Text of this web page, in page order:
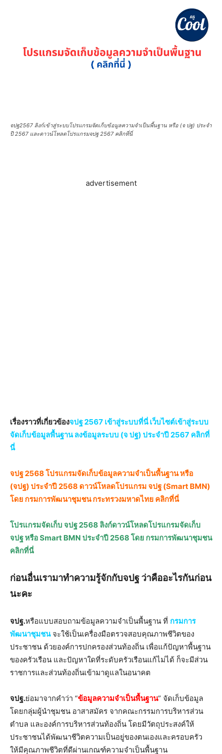
จปฐ2567 ลิงก์เข้าสู่ระบบโปรแกรมจัดเก็บข้อมูลความจำเป็นพื้นฐาน หรือ (จ ปฐ) ประจำ
ปี 2567 และดาวน์โหลดโปรแกรมจปฐ 2567 คลิกที่นี่
advertisement
เรื่องราวที่เกี่ยวข้องจปฐ 2567 เข้าสู่ระบบที่นี่ เว็บไซต์เข้าสู่ระบบ
จัดเก็บข้อมูลพื้นฐาน ลงข้อมูลระบบ (จ ปฐ) ประจำปี 2567 คลิกที่
นี่
จปฐ 2568 โปรแกรมจัดเก็บข้อมูลความจำเป็นพื้นฐาน หรือ
(จปฐ) ประจำปี 2568 ดาวน์โหลดโปรแกรม จปฐ (Smart BMN)
โดย กรมการพัฒนาชุมชน กระทรวงมหาดไทย คลิกที่นี่
โปรแกรมจัดเก็บ จปฐ 2568 ลิงก์ดาวน์โหลดโปรแกรมจัดเก็บ
จปฐ หรือ Smart BMN ประจำปี 2568 โดย กรมการพัฒนาชุมชน
คลิกที่นี่
ก่อนอื่นเรามาทำความรู้จักกับจปฐ ว่าคืออะไรกันก่อน
นะคะ
จปฐ.หรือแบบสอบถามข้อมูลความจำเป็นพื้นฐาน ที่ กรมการ
พัฒนาชุมชนจะใช้เป็นเครื่องมือตรวจสอบคุณภาพชีวิตของ
ประชาชน ด้วยองค์การปกครองส่วนท้องถิ่น เพื่อแก้ปัญหาพื้นฐาน
ของครัวเรือน และปัญหาใดที่ระดับครัวเรือนแก้ไม่ได้ ก็จะมีส่วน
ราชการและส่วนท้องถิ่นเข้ามาดูแลในอนาคต
จปฐ.ย่อมาจากคำว่า “ข้อมูลความจำเป็นพื้นฐาน” จัดเก็บข้อมูล
โดยกลุ่มผู้นำชุมชน อาสาสมัคร จากคณะกรรมการบริหารส่วน
ตำบล และองค์การบริหารส่วนท้องถิ่น โดยมีวัตถุประสงค์ให้
ประชาชนได้พัฒนาชีวิตความเป็นอยู่ของตนเองและครอบครัว
ให้มีคุณภาพชีวิตที่ดีผ่านเกณฑ์ความจำเป็นพื้นฐาน